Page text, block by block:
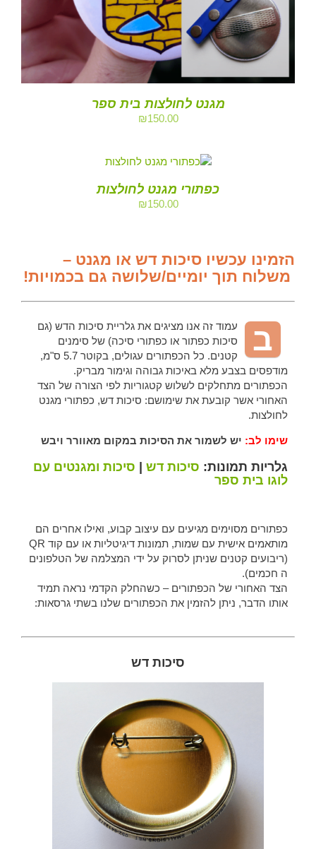
מגנט לחולצות בית ספר
₪150.00
כפתורי מגנט לחולצות
₪150.00
הזמינו עכשיו סיכות דש או מגנט –
משלוח תוך יומיים/שלושה גם בכמויות!
ב
עמוד זה אנו מציגים את גלריית סיכות הדש (גם
סיכות כפתור או כפתורי סיכה) של סימנים
קטנים. כל הכפתורים עגולים, בקוטר 5.7 ס"מ,
מודפסים בצבע מלא באיכות גבוהה וגימור מבריק.
הכפתורים מתחלקים לשלוש קטגוריות לפי הצורה של הצד
האחורי אשר קובעת את שימושם: סיכות דש, כפתורי מגנט
לחולצות.
שימו לב: יש לשמור את הסיכות במקום מאוורר ויבש
גלריות תמונות: סיכות דש | סיכות ומגנטים עם
לוגו בית ספר
כפתורים מסוימים מגיעים עם עיצוב קבוע, ואילו אחרים הם
מותאמים אישית עם שמות, תמונות דיגיטליות או עם קוד QR
(ריבועים קטנים שניתן לסרוק על ידי המצלמה של הטלפונים
ה חכמים).
הצד האחורי של הכפתורים – כשהחלק הקדמי נראה תמיד
אותו הדבר, ניתן להזמין את הכפתורים שלנו בשתי גרסאות:
סיכות דש